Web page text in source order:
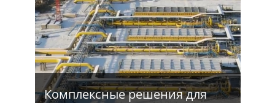
Комплексные решения для